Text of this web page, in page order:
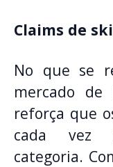
Claims de
No que se
mercado
reforça que
cada vez
categoria.